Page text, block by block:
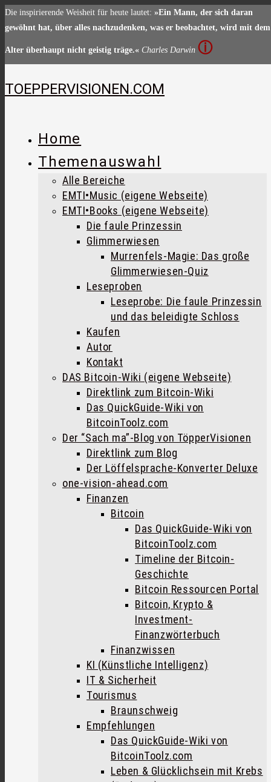
Zum
Inhalt
Die inspirierende Weisheit für heute lautet: »Ein Mann, der sich daran
gewöhnt hat, über alles nachzudenken, was er beobachtet, wird mit dem
Alter überhaupt nicht geistig träge.« Charles Darwin ⓘ
TOEPPERVISIONEN.COM
Home
Themenauswahl
Alle Bereiche
EMTI•Music (eigene Webseite)
EMTI•Books (eigene Webseite)
Die faule Prinzessin
Glimmerwiesen
Murrenfels-Magie: Das große
Glimmerwiesen-Quiz
Leseproben
Leseprobe: Die faule Prinzessin
und das beleidigte Schloss
Kaufen
Autor
Kontakt
DAS Bitcoin-Wiki (eigene Webseite)
Direktlink zum Bitcoin-Wiki
Das QuickGuide-Wiki von
BitcoinToolz.com
Der “Sach ma”-Blog von TöpperVisionen
Direktlink zum Blog
Der Löffelsprache-Konverter Deluxe
one-vision-ahead.com
Finanzen
Bitcoin
Das QuickGuide-Wiki von
BitcoinToolz.com
Timeline der Bitcoin-
Geschichte
Bitcoin Ressourcen Portal
Bitcoin, Krypto &
Investment-
Finanzwörterbuch
Finanzwissen
KI (Künstliche Intelligenz)
IT & Sicherheit
Tourismus
Braunschweig
Empfehlungen
Das QuickGuide-Wiki von
BitcoinToolz.com
Leben & Glücklichsein mit Krebs